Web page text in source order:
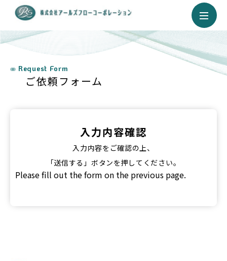
Request Form
ご依頼フォーム
入力内容確認
入力内容をご確認の上、
「送信する」ボタンを押してください。
Please fill out the form on the previous page.